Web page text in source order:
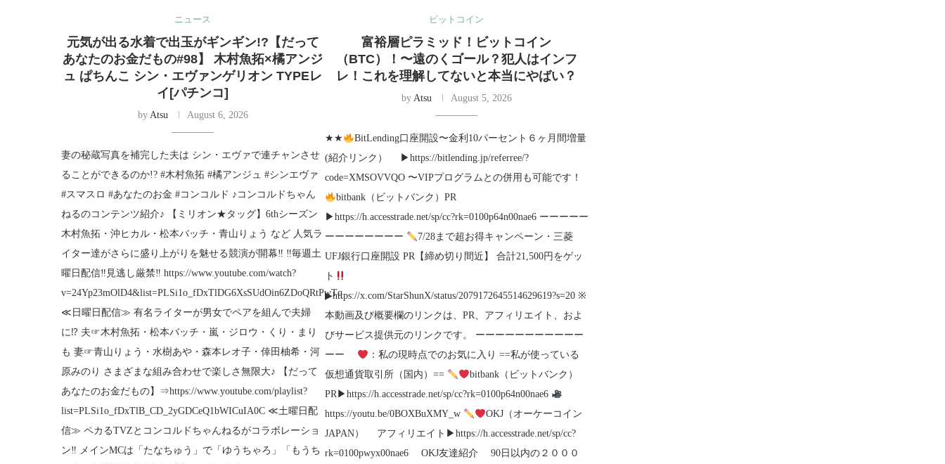
ニュース
元気が出る水着で出玉がギンギン!?【だって
あなたのお金だもの#98】 木村魚拓×橘アンジ
ュ ぱちんこ シン・エヴァンゲリオン TYPEレ
イ[パチンコ]
by Atsu August 6, 2026
妻の秘蔵写真を補完した夫は シン・エヴァで連チャンさせ
ることができるのか!? #木村魚拓 #橘アンジュ #シンエヴァ
#スマスロ #あなたのお金 #コンコルド ♪コンコルドちゃん
ねるのコンテンツ紹介♪ 【ミリオン★タッグ】6thシーズン
木村魚拓・沖ヒカル・松本バッチ・青山りょう など 人気ラ
イター達がさらに盛り上がりを魅せる競演が開幕‼ ‼毎週土
曜日配信‼見逃し厳禁‼ https://www.youtube.com/watch?
v=24Yp23mOlD4&list=PLSi1o_fDxTlDG6XsSUdOin6ZDoQRtPwTq
≪日曜日配信≫ 有名ライターが男女でペアを組んで夫婦
に⁉ 夫☞木村魚拓・松本バッチ・嵐・ジロウ・くり・まり
も 妻☞青山りょう・水樹あや・森本レオ子・倖田柚希・河
原みのり さまざまな組み合わせで楽しさ無限大♪ 【だって
あなたのお金だもの】⇒https://www.youtube.com/playlist?
list=PLSi1o_fDxTlB_CD_2yGDCeQ1bWICuIA0C ≪土曜日配
信≫ ペカるTVZとコンコルドちゃんねるがコラボレーショ
ン‼ メインMCは「たなちゅう」で「ゆうちゃろ」「もうち
ビットコイン
富裕層ピラミッド！ビットコイン
（BTC）！〜遠のくゴール？犯人はインフ
レ！これを理解してないと本当にやばい？
by Atsu August 5, 2026
★★
BitLending口座開設〜金利10パーセント６ヶ月間増量
(紹介リンク） ▶︎https://bitlending.jp/referree/?
code=XMSOVVQO 〜VIPプログラムとの併用も可能です！
bitbank（ビットバンク）PR
▶︎https://h.accesstrade.net/sp/cc?rk=0100p64n00nae6 ーーーーー
ーーーーーーーー
7/28まで超お得キャンペーン・三菱
UFJ銀行口座開設 PR【締め切り間近】 合計21,500円をゲッ
ト
▶︎https://x.com/StarShunX/status/2079172645514629619?s=20 ※
本動画及び概要欄のリンクは、PR、アフィリエイト、およ
びサービス提供元のリンクです。 ーーーーーーーーーーー
ーー
：私の現時点でのお気に入り ==私が使っている
仮想通貨取引所（国内）==
bitbank（ビットバンク）
PR▶︎https://h.accesstrade.net/sp/cc?rk=0100p64n00nae6
https://youtu.be/0BOXBuXMY_w
OKJ（オーケーコイン
JAPAN） アフィリエイト▶︎https://h.accesstrade.net/sp/cc?
rk=0100pwyx00nae6 OKJ友達紹介 90日以内の２０００